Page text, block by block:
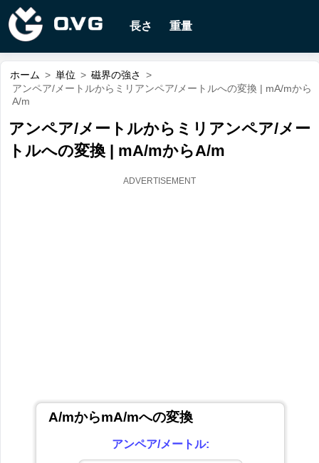
長さ 重量
ホーム > 単位 > 磁界の強さ
>
アンペア/メートルからミリアンペア/メートルへの変換 | mA/mから
A/m
アンペア/メートルからミリアンペア/メー
トルへの変換 | mA/mからA/m
A/mからmA/mへの変換
アンペア/メートル: